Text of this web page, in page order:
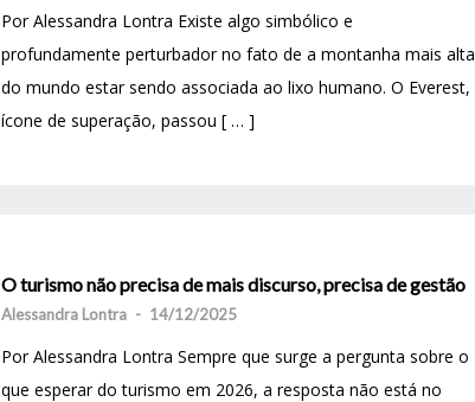
Por Alessandra Lontra Existe algo simbólico e
profundamente perturbador no fato de a montanha mais alta
do mundo estar sendo associada ao lixo humano. O Everest,
ícone de superação, passou [ … ]
O turismo não precisa de mais discurso, precisa de gestão
Alessandra Lontra - 14/12/2025
Por Alessandra Lontra Sempre que surge a pergunta sobre o
que esperar do turismo em 2026, a resposta não está no